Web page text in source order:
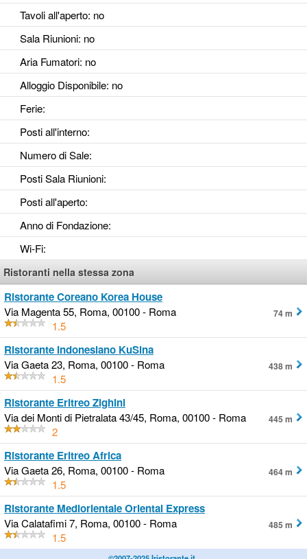
Tavoli all'aperto: no
Sala Riunioni: no
Aria Fumatori: no
Alloggio Disponibile: no
Ferie:
Posti all'interno:
Numero di Sale:
Posti Sala Riunioni:
Posti all'aperto:
Anno di Fondazione:
Wi-Fi:
Ristoranti nella stessa zona
Ristorante Coreano Korea House
Via Magenta 55, Roma, 00100 - Roma
1.5
74 m
Ristorante Indonesiano KuSina
Via Gaeta 23, Roma, 00100 - Roma
1.5
438 m
Ristorante Eritreo Zighini
Via dei Monti di Pietralata 43/45, Roma, 00100 - Roma
2
445 m
Ristorante Eritreo Africa
Via Gaeta 26, Roma, 00100 - Roma
1.5
464 m
Ristorante Mediorientale Oriental Express
Via Calatafimi 7, Roma, 00100 - Roma
1.5
485 m